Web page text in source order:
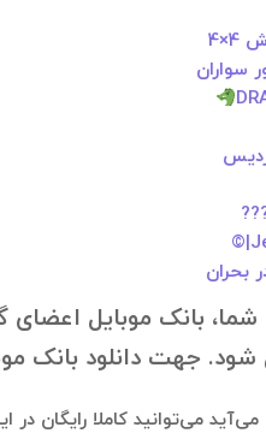
سواران
بحران
بانک موبایل، به ۰۹۱۲۱۴۰۰۲۳۷ در تلگرام درخواستتون
می‌آید می‌توانید کاملا رایگان